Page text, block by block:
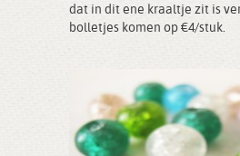
dat in dit ene kraaltje zit is
bolletjes komen op €4/stuk.